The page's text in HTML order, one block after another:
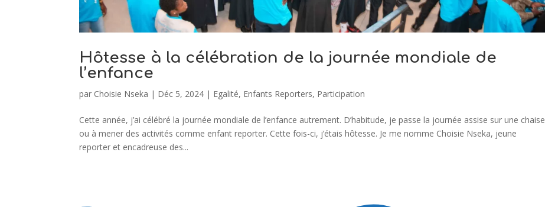
Hôtesse à la célébration de la journée mondiale de
l’enfance
par Choisie Nseka | Déc 5, 2024 | Egalité, Enfants Reporters, Participation
Cette année, j’ai célébré la journée mondiale de l’enfance autrement. D’habitude, je passe la journée assise sur une chaise
ou à mener des activités comme enfant reporter. Cette fois-ci, j’étais hôtesse. Je me nomme Choisie Nseka, jeune
reporter et encadreuse des...